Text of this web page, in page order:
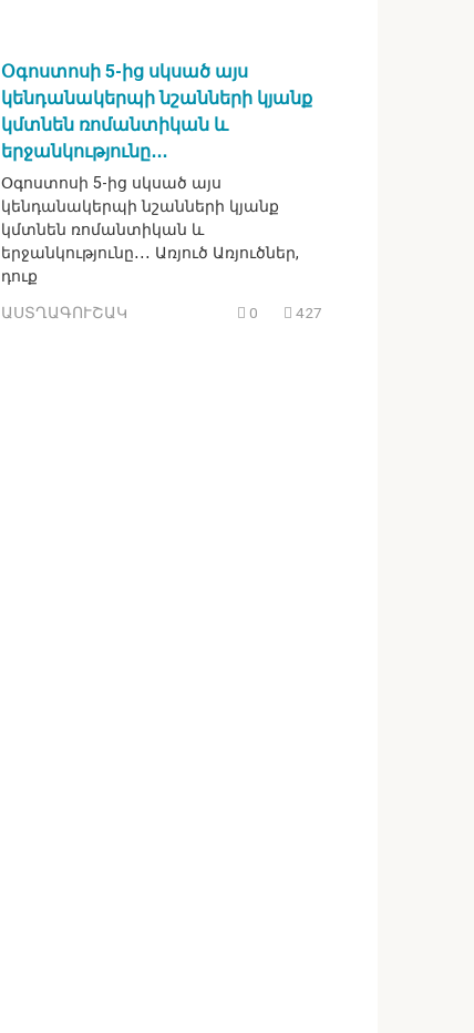
Օգոստոսի 5-ից սկսած այս
կենդանակերպի նշանների կյանք
կմտնեն ռոմանտիկան և
երջանկությունը․․․
Օգոստոսի 5-ից սկսած այս
կենդանակերպի նշանների կյանք
կմտնեն ռոմանտիկան և
երջանկությունը․․․ Առյուծ Առյուծներ,
դուք
ԱՍՏՂԱԳՈՒՇԱԿ 0 427